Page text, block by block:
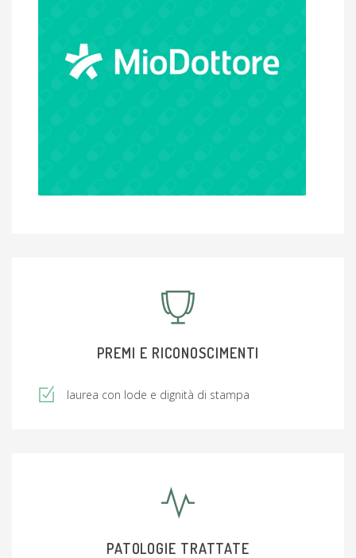
PREMI E RICONOSCIMENTI
laurea con lode e dignità di stampa
PATOLOGIE TRATTATE